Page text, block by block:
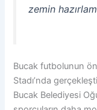
zemin
Bucak futbolunun
Stadı’nda
Bucak Belediyesi